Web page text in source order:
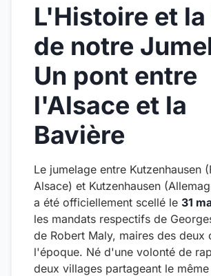
L'Histoire et
de notre
Un pont entre
l'Alsace et la
Bavière
Le jumelage entre Kutzenhausen
Alsace) et Kutzenhausen
a été officiellement scellé le 31
les mandats respectifs de
de Robert Maly, maires des deux
l'époque. Né d'une volonté de
deux villages partageant le